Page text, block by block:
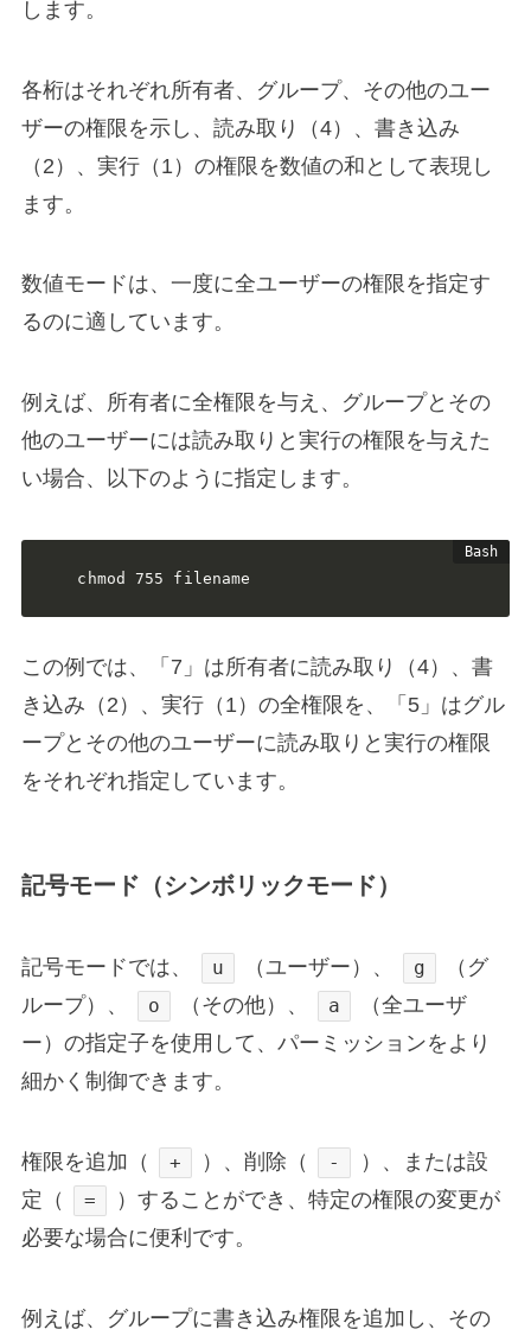
します。
各桁はそれぞれ所有者、グループ、その他のユー
ザーの権限を示し、読み取り（4）、書き込み
（2）、実行（1）の権限を数値の和として表現し
ます。
数値モードは、一度に全ユーザーの権限を指定す
るのに適しています。
例えば、所有者に全権限を与え、グループとその
他のユーザーには読み取りと実行の権限を与えた
い場合、以下のように指定します。
chmod 755 filename
この例では、「7」は所有者に読み取り（4）、書
き込み（2）、実行（1）の全権限を、「5」はグル
ープとその他のユーザーに読み取りと実行の権限
をそれぞれ指定しています。
記号モード（シンボリックモード）
記号モードでは、 u （ユーザー）、 g
（グ
ループ）、
o （その他）、 a
（全ユーザ
ー）の指定子を使用して、パーミッションをより
細かく制御できます。
権限を追加（ + ）、削除（ -
）、または設
定（
=
）することができ、特定の権限の変更が
必要な場合に便利です。
例えば、グループに書き込み権限を追加し、その